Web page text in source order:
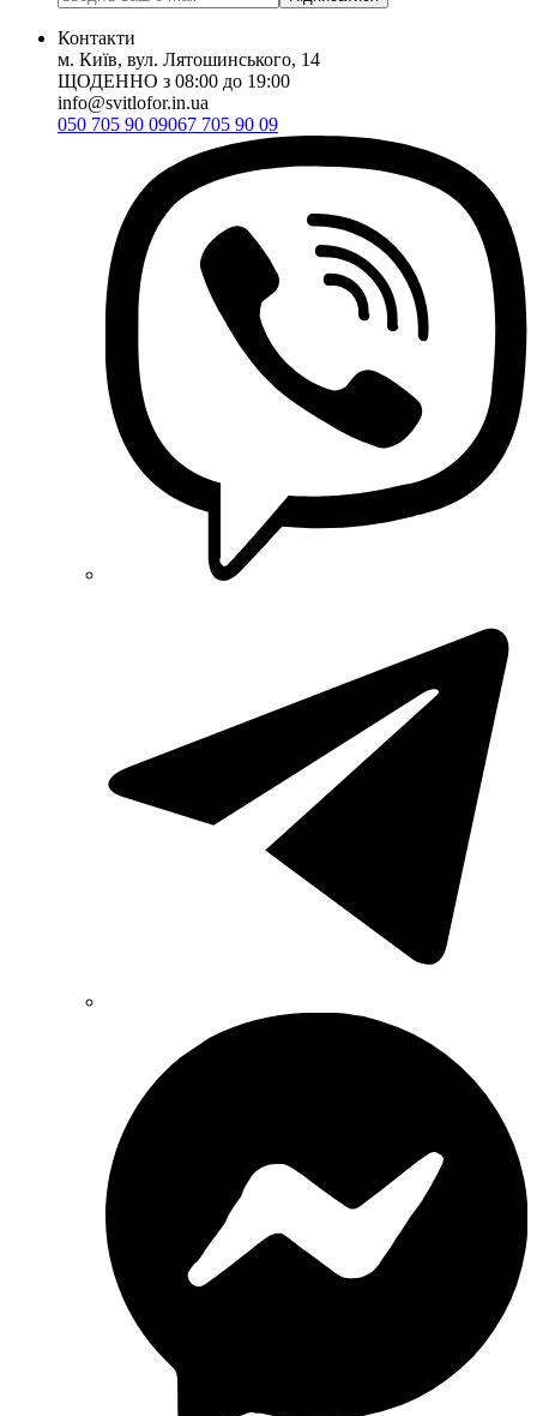
Контакти
м. Київ, вул. Лятошинського, 14
ЩОДЕННО з 08:00 до 19:00
info@svitlofor.in.ua
050 705 90 09067 705 90 09